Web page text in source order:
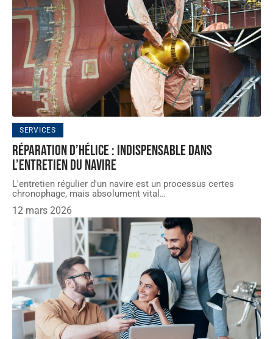
SERVICES
Réparation d’hélice : indispensable dans
l’entretien du navire
L'entretien régulier d'un navire est un processus certes
chronophage, mais absolument vital …
12 mars 2026